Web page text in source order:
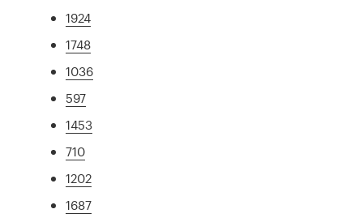
1924
1748
1036
597
1453
710
1202
1687